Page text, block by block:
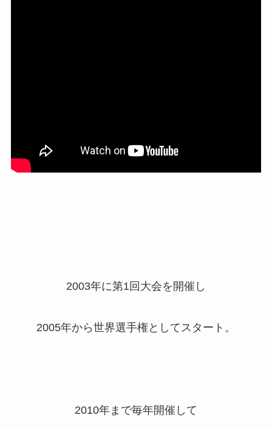
2003年に第1回大会を開催し
2005年から世界選手権としてスタート。
2010年まで毎年開催して